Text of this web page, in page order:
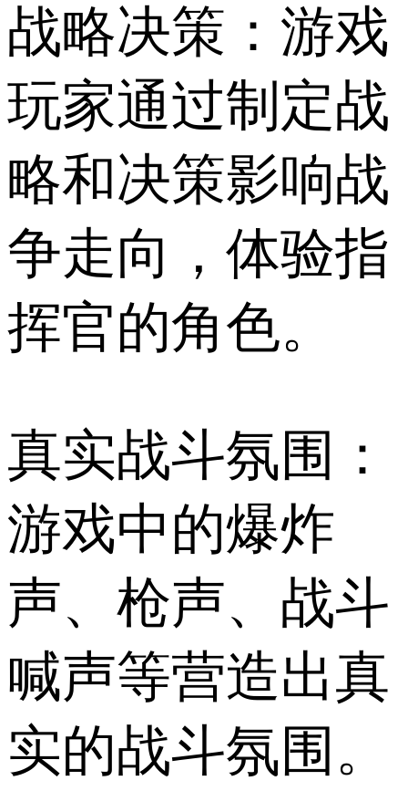
战略决策：游戏
玩家通过制定战
略和决策影响战
争走向，体验指
挥官的角色。
真实战斗氛围：
游戏中的爆炸
声、枪声、战斗
喊声等营造出真
实的战斗氛围。